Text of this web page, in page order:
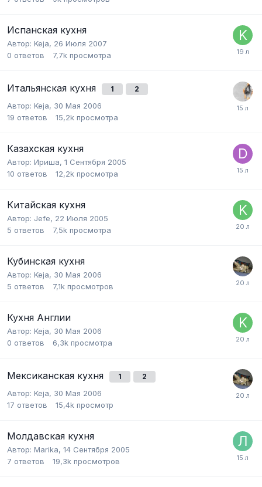
Испанская кухня
Автор: Keja, 26 Июля 2007
0 ответов 7,7k просмотра
Итальянская кухня 1 2
Автор: Keja, 30 Мая 2006
19 ответов 15,2k просмотра
Казахская кухня
Автор: Ириша, 1 Сентября 2005
10 ответов 12,2k просмотра
Китайская кухня
Автор: Jefe, 22 Июля 2005
5 ответов 7,5k просмотра
Кубинская кухня
Автор: Keja, 30 Мая 2006
5 ответов 7,1k просмотров
Кухня Англии
Автор: Keja, 30 Мая 2006
0 ответов 6,3k просмотра
Мексиканская кухня 1 2
Автор: Keja, 30 Мая 2006
17 ответов 15,4k просмотр
Молдавская кухня
Автор: Marika, 14 Сентября 2005
7 ответов 19,3k просмотров